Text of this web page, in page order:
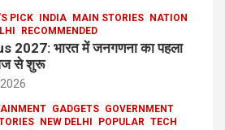
PICK INDIA MAIN STORIES
NATION
RECOMMENDED
2027: भारत में जनगणना का पहला
से शुरू
GADGETS GOVERNMENT
NEW DELHI POPULAR TECH